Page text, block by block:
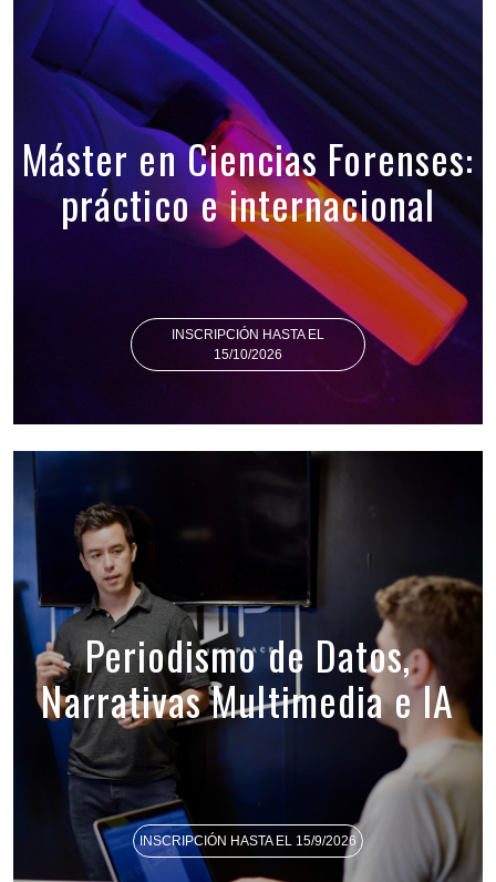
Máster en Ciencias Forenses:
práctico e internacional
INSCRIPCIÓN HASTA EL
15/10/2026
Periodismo de Datos,
Narrativas Multimedia e IA
INSCRIPCIÓN HASTA EL 15/9/2026